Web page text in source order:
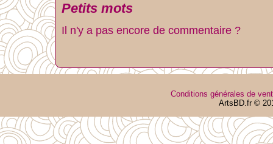
Petits mots
Il n'y a pas encore de commentaire ?
Conditions générales de
ArtsBD.fr ©